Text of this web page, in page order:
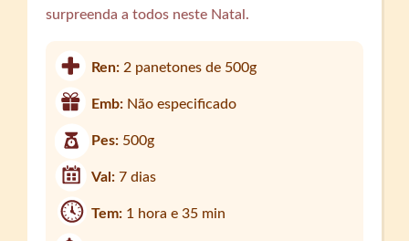
surpreenda a todos neste Natal.
Ren: 2 panetones de 500g
Emb: Não especificado
Pes: 500g
Val:7 dias
Tem: 1 hora e 35 min